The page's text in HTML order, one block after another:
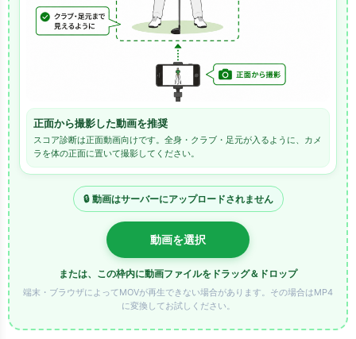
正面から撮影した動画を推奨
スコア診断は正面動画向けです。全身・クラブ・足元が入るように、カメ
ラを体の正面に置いて撮影してください。
🔒 動画はサーバーにアップロードされません
動画を選択
または、この枠内に動画ファイルをドラッグ＆ドロップ
端末・ブラウザによってMOVが再生できない場合があります。その場合はMP4
に変換してお試しください。